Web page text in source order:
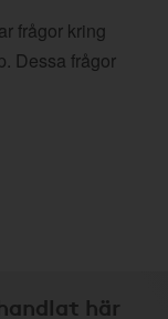
frågor kring
Dessa frågor
här